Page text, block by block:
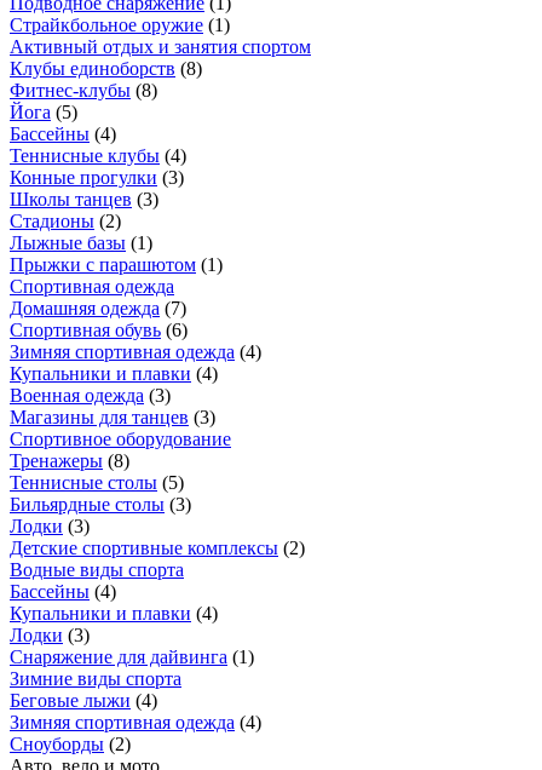
Страйкбольное оружие (1)
Активный отдых и занятия спортом
Клубы единоборств (8)
Фитнес-клубы (8)
Йога (5)
Бассейны (4)
Теннисные клубы (4)
Конные прогулки (3)
Школы танцев (3)
Стадионы (2)
Лыжные базы (1)
Прыжки с парашютом (1)
Спортивная одежда
Домашняя одежда (7)
Спортивная обувь (6)
Зимняя спортивная одежда (4)
Купальники и плавки (4)
Военная одежда (3)
Магазины для танцев (3)
Спортивное оборудование
Тренажеры (8)
Теннисные столы (5)
Бильярдные столы (3)
Лодки (3)
Детские спортивные комплексы (2)
Водные виды спорта
Бассейны (4)
Купальники и плавки (4)
Лодки (3)
Снаряжение для дайвинга (1)
Зимние виды спорта
Беговые лыжи (4)
Зимняя спортивная одежда (4)
Сноуборды (2)